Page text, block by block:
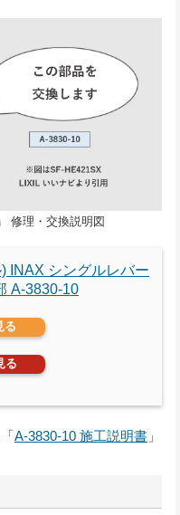
修理・交換説明図
INAX シングルレバー
A-3830-10
る
る
A-3830-10 施工説明書 」